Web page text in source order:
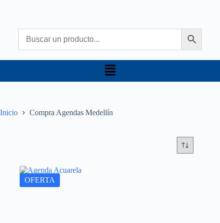
Inicio Compra Agendas Medellín
OFERTA